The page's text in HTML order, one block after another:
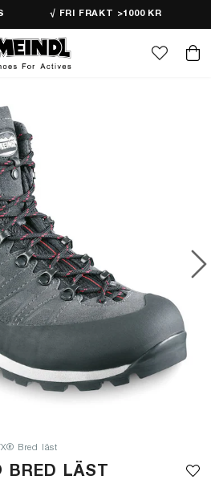
√ FRI FRAKT >1000 KR
Bred läst
LÄST